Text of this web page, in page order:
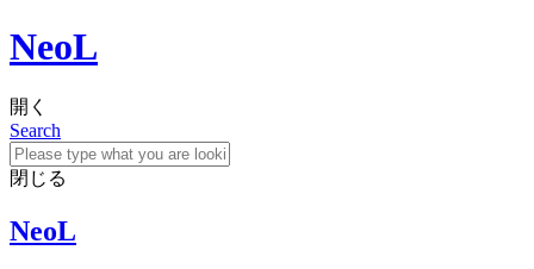
NeoL
開く
Search
閉じる
NeoL